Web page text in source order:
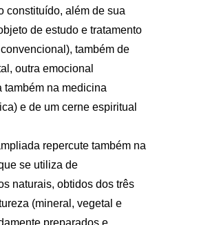
constituído, além de sua
de estudo e tratamento
também de
outra emocional
também na medicina
e de um cerne espiritual
repercute também na
se utiliza de
naturais, obtidos dos três
(mineral, vegetal e
preparados e